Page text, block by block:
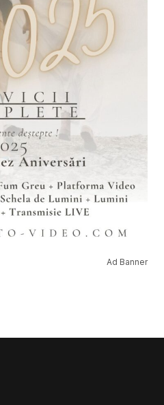
Ad Banner